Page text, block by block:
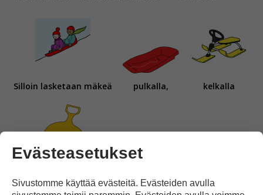
Silloin lasketaan mäkeä pulkalla, kelkalla
Evästeasetukset
Sivustomme käyttää evästeitä. Evästeiden avulla